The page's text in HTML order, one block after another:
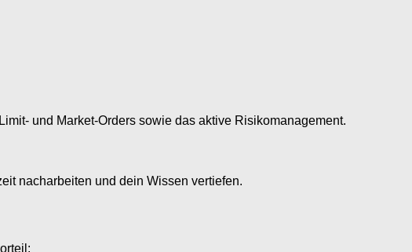
und Market-Orders sowie das aktive Risikomanagement.
nacharbeiten und dein Wissen vertiefen.